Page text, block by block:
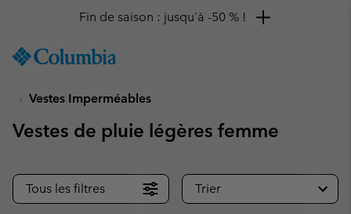
TO
SKIP
MAIN
SKIP
TO
SEARCH
Remise de 10 % à saisir
Vestes Imperméables
Vestes de pluie légères femme
Tous les filtres Trier